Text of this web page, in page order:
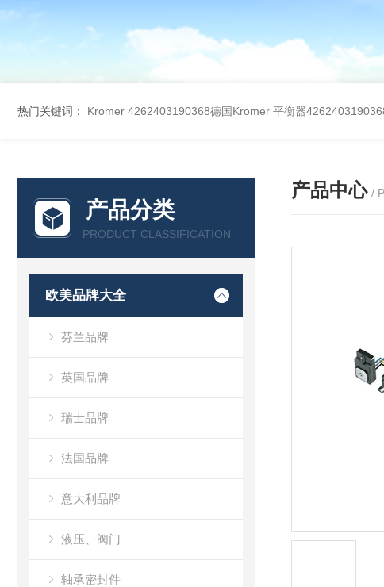
热门关键词： Kromer 4262403190368德国Kromer 平衡器
产品分类
PRODUCT CLASSIFICATION
欧美品牌大全
芬兰品牌
英国品牌
瑞士品牌
法国品牌
意大利品牌
液压、阀门
轴承密封件
产品中心 /